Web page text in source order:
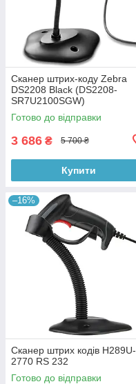
Сканер штрих-коду Zebra
DS2208 Black (DS2208-
SR7U2100SGW)
Готово до відправки
3 686 ₴ 5 700 ₴
Купити
–16%
Сканер штрих кодів H289U-
2770 RS 232
Готово до відправки